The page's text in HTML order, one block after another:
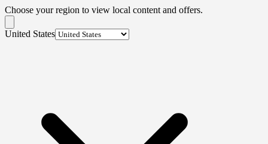
Choose your region to view local content and offers.
United States